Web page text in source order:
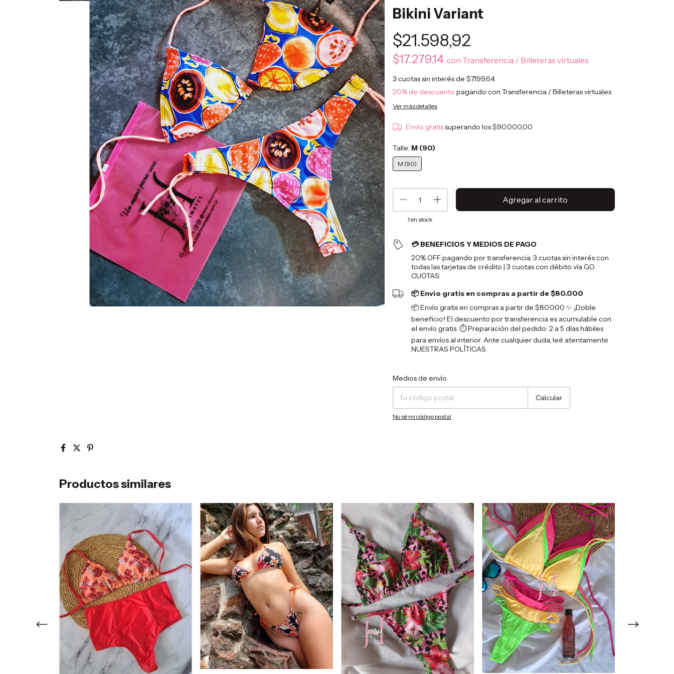
Bikini Variant
$21.598,92
$17.279,14 con Transferencia / Billeteras virtuales
3 cuotas sin interés de $7.199,64
20% de descuento pagando con Transferencia / Billeteras virtuales
Ver más detalles
Envío gratissuperando los$90.000,00
Talle: M (90)
M (90)
1 en stock
💳 BENEFICIOS Y MEDIOS DE PAGO
20% OFF pagando por transferencia. 3 cuotas sin interés con
todas las tarjetas de crédito | 3 cuotas con débito vía GO
CUOTAS.
📦 Envío gratis en compras a partir de $80.000
📦 Envío gratis en compras a partir de $80.000 ✨ ¡Doble
beneficio! El descuento por transferencia es acumulable con
el envío gratis. ⏱️ Preparación del pedido: 2 a 5 días hábiles
para envíos al interior. Ante cualquier duda, leé atentamente
NUESTRAS POLÍTICAS.
Entregas para el CP:
Medios de envío
Calcular
No sé mi código postal
Productos similares